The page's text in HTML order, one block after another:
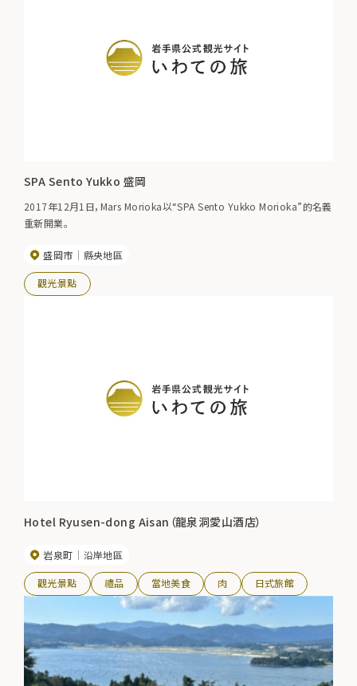
SPA Sento Yukko 盛岡
2017年12月1日，Mars Morioka以“SPA Sento Yukko Morioka”的名義
重新開業。
盛岡市 縣央地區
觀光景點
Hotel Ryusen-dong Aisan（龍泉洞愛山酒店）
岩泉町 沿岸地區
觀光景點 禮品 當地美食 肉 日式旅館